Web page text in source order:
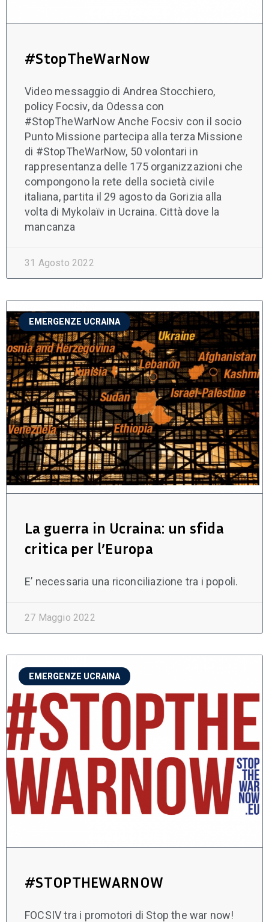
#StopTheWarNow
Video messaggio di Andrea Stocchiero,
policy Focsiv, da Odessa con
#StopTheWarNow Anche Focsiv con il socio
Punto Missione partecipa alla terza Missione
di #StopTheWarNow, 50 volontari in
rappresentanza delle 175 organizzazioni che
compongono la rete della società civile
italiana, partita il 29 agosto da Gorizia alla
volta di Mykolaïv in Ucraina. Città dove la
mancanza
31 Agosto 2022
EMERGENZE UCRAINA
La guerra in Ucraina: un sfida
critica per l’Europa
E’ necessaria una riconciliazione tra i popoli.
27 Maggio 2022
EMERGENZE UCRAINA
#STOPTHEWARNOW
FOCSIV tra i promotori di Stop the war now!